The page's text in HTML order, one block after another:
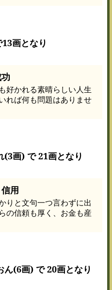
画となり
好かれる素晴らしい人生
れば何も問題はありませ
画) で 21画となり
用
りと文句一つ言わずに出
の信頼も厚く、お金も産
(6画) で 20画となり